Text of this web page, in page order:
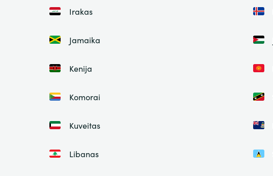
Irakas
Jamaika
Kenija
Komorai
Kuveitas
Libanas